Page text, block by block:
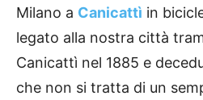
Milano a Canicattì in
legato alla nostra città
Canicattì nel 1885 e
che non si tratta di un